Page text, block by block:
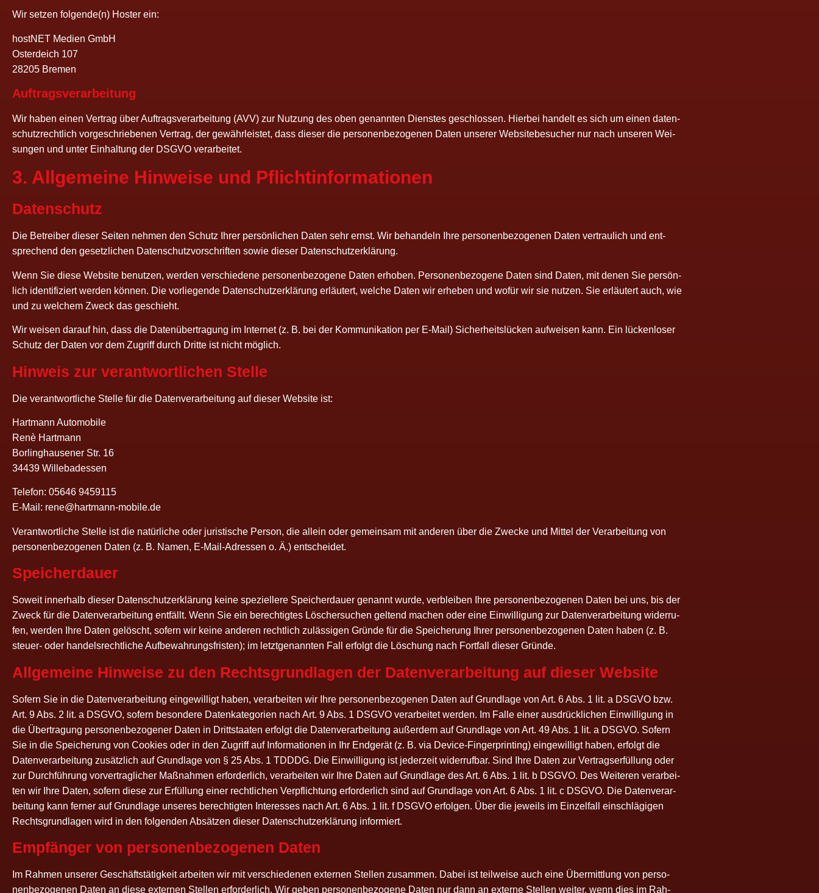
Wir set­zen folgende(n) Hos­ter ein:
host­NET Medi­en GmbH
Oster­deich 107
28205 Bremen
Auf­trags­ver­ar­bei­tung
Wir haben einen Ver­trag über Auf­trags­ver­ar­bei­tung (AVV) zur Nut­zung des oben genann­ten Diens­tes geschlos­sen. Hier­bei han­delt es sich um einen daten­
schutz­recht­lich vor­ge­schrie­be­nen Ver­trag, der gewähr­leis­tet, dass die­ser die per­so­nen­be­zo­ge­nen Daten unse­rer Web­site­be­su­cher nur nach unse­ren Wei­
sun­gen und unter Ein­hal­tung der DSGVO verarbeitet.
3. All­ge­mei­ne Hin­wei­se und Pflichtinformationen
Daten­schutz
Die Betrei­ber die­ser Sei­ten neh­men den Schutz Ihrer per­sön­li­chen Daten sehr ernst. Wir behan­deln Ihre per­so­nen­be­zo­ge­nen Daten ver­trau­lich und ent­
spre­chend den gesetz­li­chen Daten­schutz­vor­schrif­ten sowie die­ser Datenschutzerklärung.
Wenn Sie die­se Web­site benut­zen, wer­den ver­schie­de­ne per­so­nen­be­zo­ge­ne Daten erho­ben. Per­so­nen­be­zo­ge­ne Daten sind Daten, mit denen Sie per­sön­
lich iden­ti­fi­ziert wer­den kön­nen. Die vor­lie­gen­de Daten­schutz­er­klä­rung erläu­tert, wel­che Daten wir erhe­ben und wofür wir sie nut­zen. Sie erläu­tert auch, wie
und zu wel­chem Zweck das geschieht.
Wir wei­sen dar­auf hin, dass die Daten­über­tra­gung im Inter­net (z. B. bei der Kom­mu­ni­ka­ti­on per E‑Mail) Sicher­heits­lü­cken auf­wei­sen kann. Ein lücken­lo­ser
Schutz der Daten vor dem Zugriff durch Drit­te ist nicht möglich.
Hin­weis zur ver­ant­wort­li­chen Stelle
Die ver­ant­wort­li­che Stel­le für die Daten­ver­ar­bei­tung auf die­ser Web­site ist:
Hart­mann Automobile
Renè Hartmann
Bor­ling­hau­se­ner Str. 16
34439 Willebadessen
Tele­fon: 05646 9459115
E‑Mail: rene@hartmann-mobile.de
Ver­ant­wort­li­che Stel­le ist die natür­li­che oder juris­ti­sche Per­son, die allein oder gemein­sam mit ande­ren über die Zwe­cke und Mit­tel der Ver­ar­bei­tung von
per­so­nen­be­zo­ge­nen Daten (z. B. Namen, E‑Mail-Adres­sen o. Ä.) entscheidet.
Spei­cher­dau­er
Soweit inner­halb die­ser Daten­schutz­er­klä­rung kei­ne spe­zi­el­le­re Spei­cher­dau­er genannt wur­de, ver­blei­ben Ihre per­so­nen­be­zo­ge­nen Daten bei uns, bis der
Zweck für die Daten­ver­ar­bei­tung ent­fällt. Wenn Sie ein berech­tig­tes Löscher­su­chen gel­tend machen oder eine Ein­wil­li­gung zur Daten­ver­ar­bei­tung wider­ru­
fen, wer­den Ihre Daten gelöscht, sofern wir kei­ne ande­ren recht­lich zuläs­si­gen Grün­de für die Spei­che­rung Ihrer per­so­nen­be­zo­ge­nen Daten haben (z. B.
steu­er- oder han­dels­recht­li­che Auf­be­wah­rungs­fris­ten); im letzt­ge­nann­ten Fall erfolgt die Löschung nach Fort­fall die­ser Gründe.
All­ge­mei­ne Hin­wei­se zu den Rechts­grund­la­gen der Daten­ver­ar­bei­tung auf die­ser Website
Sofern Sie in die Daten­ver­ar­bei­tung ein­ge­wil­ligt haben, ver­ar­bei­ten wir Ihre per­so­nen­be­zo­ge­nen Daten auf Grund­la­ge von Art. 6 Abs. 1 lit. a DSGVO bzw.
Art. 9 Abs. 2 lit. a DSGVO, sofern beson­de­re Daten­ka­te­go­rien nach Art. 9 Abs. 1 DSGVO ver­ar­bei­tet wer­den. Im Fal­le einer aus­drück­li­chen Ein­wil­li­gung in
die Über­tra­gung per­so­nen­be­zo­ge­ner Daten in Dritt­staa­ten erfolgt die Daten­ver­ar­bei­tung außer­dem auf Grund­la­ge von Art. 49 Abs. 1 lit. a DSGVO. Sofern
Sie in die Spei­che­rung von Coo­kies oder in den Zugriff auf Infor­ma­tio­nen in Ihr End­ge­rät (z. B. via Device-Fin­ger­prin­ting) ein­ge­wil­ligt haben, erfolgt die
Daten­ver­ar­bei­tung zusätz­lich auf Grund­la­ge von § 25 Abs. 1 TDDDG. Die Ein­wil­li­gung ist jeder­zeit wider­ruf­bar. Sind Ihre Daten zur Ver­trags­er­fül­lung oder
zur Durch­füh­rung vor­ver­trag­li­cher Maß­nah­men erfor­der­lich, ver­ar­bei­ten wir Ihre Daten auf Grund­la­ge des Art. 6 Abs. 1 lit. b DSGVO. Des Wei­te­ren ver­ar­bei­
ten wir Ihre Daten, sofern die­se zur Erfül­lung einer recht­li­chen Ver­pflich­tung erfor­der­lich sind auf Grund­la­ge von Art. 6 Abs. 1 lit. c DSGVO. Die Daten­ver­ar­
bei­tung kann fer­ner auf Grund­la­ge unse­res berech­tig­ten Inter­es­ses nach Art. 6 Abs. 1 lit. f DSGVO erfol­gen. Über die jeweils im Ein­zel­fall ein­schlä­gi­gen
Rechts­grund­la­gen wird in den fol­gen­den Absät­zen die­ser Daten­schutz­er­klä­rung informiert.
Emp­fän­ger von per­so­nen­be­zo­ge­nen Daten
Im Rah­men unse­rer Geschäfts­tä­tig­keit arbei­ten wir mit ver­schie­de­nen exter­nen Stel­len zusam­men. Dabei ist teil­wei­se auch eine Über­mitt­lung von per­so­
nen­be­zo­ge­nen Daten an die­se exter­nen Stel­len erfor­der­lich. Wir geben per­so­nen­be­zo­ge­ne Daten nur dann an exter­ne Stel­len wei­ter, wenn dies im Rah­